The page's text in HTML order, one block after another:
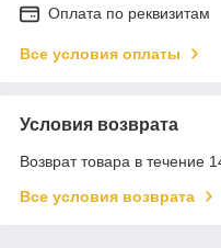
Оплата по реквизитам
Все условия оплаты
Условия возврата
Возврат товара в течение
Все условия возврата